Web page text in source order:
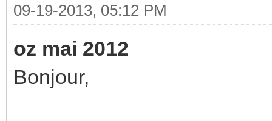
09-19-2013, 05:12 PM
oz mai 2012
Bonjour,